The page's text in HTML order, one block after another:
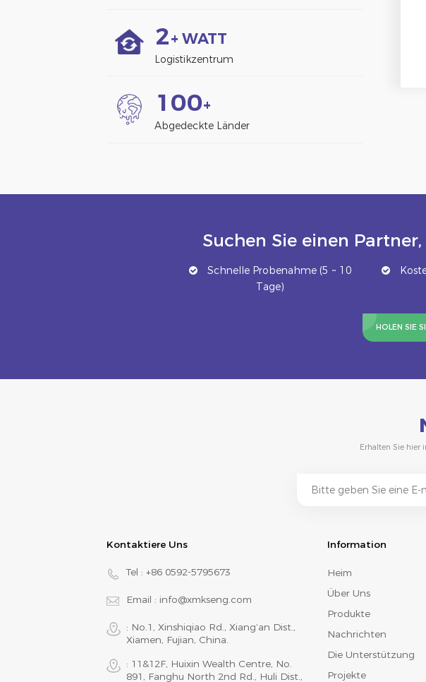
2+ WATT
Logistikzentrum
1 00+
Abgedeckte Länder
Suchen Sie einen
Schnelle Probenahme (5 ~ 10
Tage)
HOLEN SIE
Erhalten Sie hier
Kontaktiere Uns
Tel : +86 0592-5795673
Email : info@xmkseng.com
: No.1, Xinshiqiao Rd., Xiang‘an Dist.,
Xiamen, Fujian, China.
: 11&12F, Huixin Wealth Centre, No.
891, Fanghu North 2nd Rd., Huli Dist.,
Information
Heim
Über Uns
Produkte
Nachrichten
Die Unterstützung
Projekte